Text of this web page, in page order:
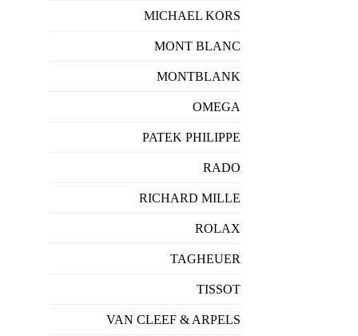
MICHAEL KORS
MONT BLANC
MONTBLANK
OMEGA
PATEK PHILIPPE
RADO
RICHARD MILLE
ROLAX
TAGHEUER
TISSOT
VAN CLEEF & ARPELS